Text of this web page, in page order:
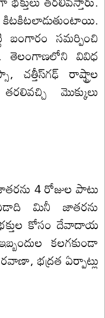
బంగారం సమర్పించి
తెలంగాణలోని వివిధ
చత్తీస్‌గఢ్ రాష్ట్రాల
మొక్కులు
4 రోజుల పాటు
మినీ జాతరను
భక్తుల కోసం దేవాదాయ
కలగకుండా
భద్రత ఏర్పాట్లు